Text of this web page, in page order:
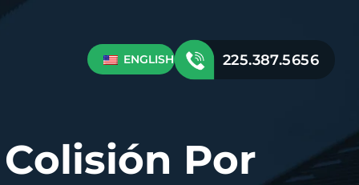
ENGLISH 225.387.5656
Por